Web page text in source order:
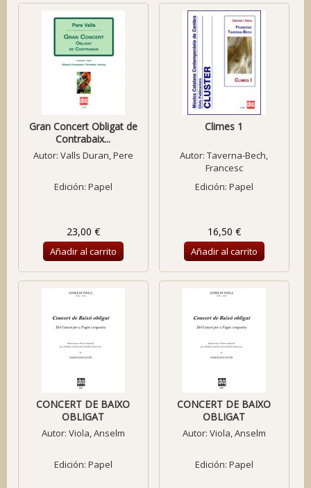
Gran Concert Obligat de
Contrabaix...
Autor: Valls Duran, Pere
Edición: Papel
23,00 €
Añadir al carrito
Climes 1
Autor:Taverna-Bech,
Francesc
Edición: Papel
16,50 €
Añadir al carrito
CONCERT DE BAIXO
OBLIGAT
Autor: Viola, Anselm
Edición: Papel
CONCERT DE BAIXO
OBLIGAT
Autor: Viola, Anselm
Edición: Papel